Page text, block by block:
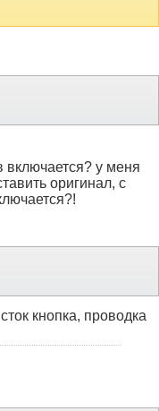
включается? у меня
оригинал, с
кнопка, проводка